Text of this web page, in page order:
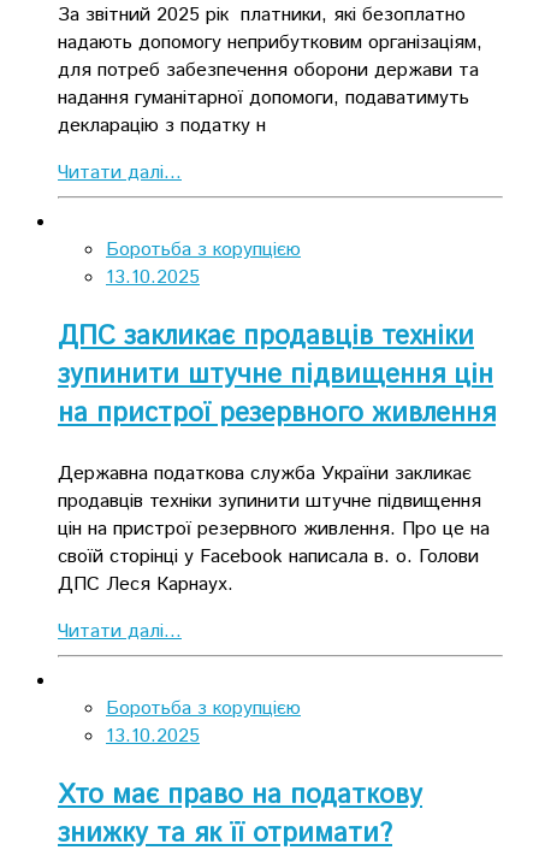
За звітний 2025 рік платники, які безоплатно
надають допомогу неприбутковим організаціям,
для потреб забезпечення оборони держави та
надання гуманітарної допомоги, подаватимуть
декларацію з податку н
Читати далі...
Боротьба з корупцією
13.10.2025
ДПС закликає продавців техніки
зупинити штучне підвищення цін
на пристрої резервного живлення
Державна податкова служба України закликає
продавців техніки зупинити штучне підвищення
цін на пристрої резервного живлення. Про це на
своїй сторінці у Facebook написала в. о. Голови
ДПС Леся Карнаух.
Читати далі...
Боротьба з корупцією
13.10.2025
Хто має право на податкову
знижку та як її отримати?